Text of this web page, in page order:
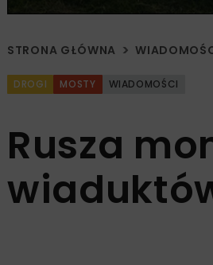
STRONA GŁÓWNA
DROGI MOSTY WIADOMOŚCI
Rusza